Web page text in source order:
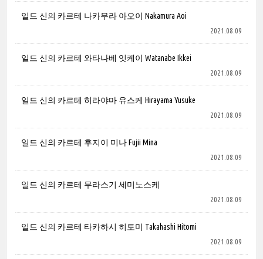
일드 신의 카르테 나카무라 아오이 Nakamura Aoi
2021.08.09
일드 신의 카르테 와타나베 잇케이 Watanabe Ikkei
2021.08.09
일드 신의 카르테 히라야마 유스케 Hirayama Yusuke
2021.08.09
일드 신의 카르테 후지이 미나 Fujii Mina
2021.08.09
일드 신의 카르테 무라스기 세미노스케
2021.08.09
일드 신의 카르테 타카하시 히토미 Takahashi Hitomi
2021.08.09